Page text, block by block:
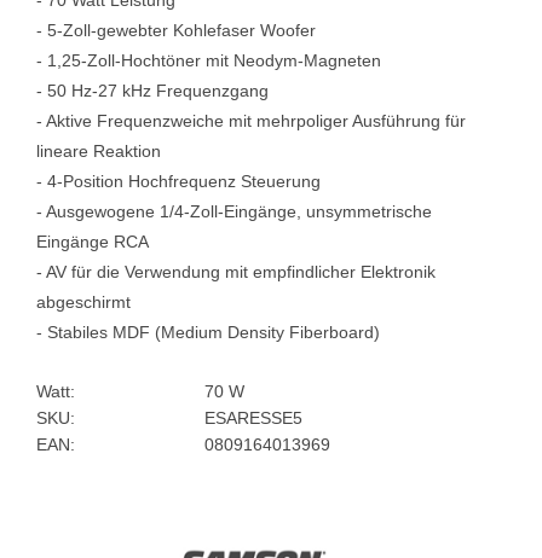
- 5-Zoll-gewebter Kohlefaser Woofer
- 1,25-Zoll-Hochtöner mit Neodym-Magneten
- 50 Hz-27 kHz Frequenzgang
- Aktive Frequenzweiche mit mehrpoliger Ausführung für
lineare Reaktion
- 4-Position Hochfrequenz Steuerung
- Ausgewogene 1/4-Zoll-Eingänge, unsymmetrische
Eingänge RCA
- AV für die Verwendung mit empfindlicher Elektronik
abgeschirmt
- Stabiles MDF (Medium Density Fiberboard)
Watt:
70 W
SKU:
ESARESSE5
EAN:
0809164013969